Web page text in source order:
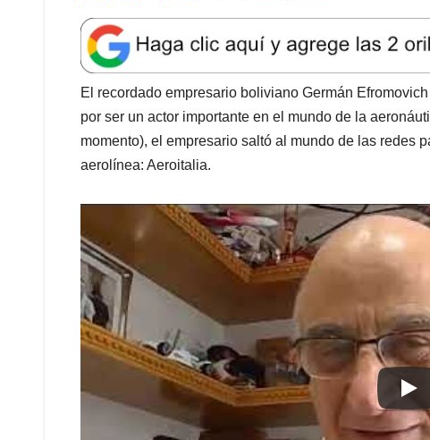
a
t
s
A
p
p
e
b
o
o
k
k
e
d
I
n
l
e
a
d
s
El recordado empresario boliviano Germán
por ser un actor importante en el mundo de la
momento), el empresario saltó al mundo de las redes
aerolínea: Aeroitalia.